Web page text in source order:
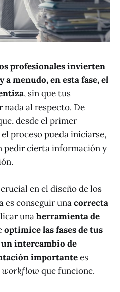
profesionales invierten
menudo, en esta fase, el
, sin que tus
nada al respecto. De
desde el primer
proceso pueda iniciarse,
pedir cierta información y
en el diseño de los
es conseguir unacorrecta
unaherramienta de
optimice las fases de tus
intercambio de
importantees
workflow que funcione.